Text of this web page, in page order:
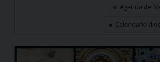
Agenda del
Calendario